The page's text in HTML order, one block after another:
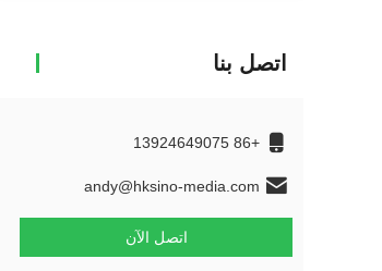
اتصل بنا
+86 13924649075
andy@hksino-media.com
اتصل الآن